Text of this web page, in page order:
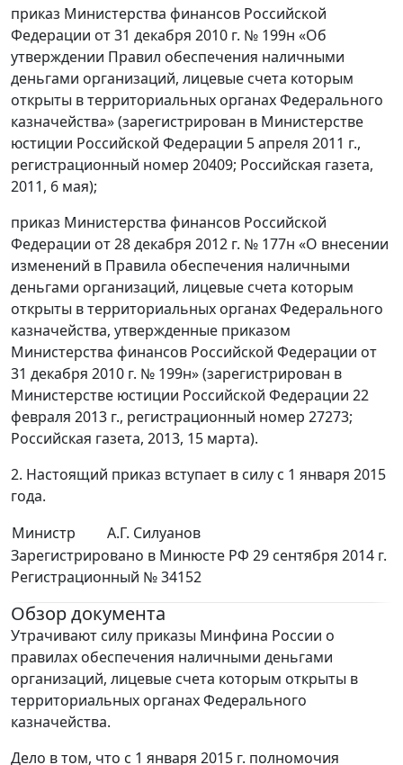
приказ Министерства финансов Российской
Федерации от 31 декабря 2010 г. № 199н «Об
утверждении Правил обеспечения наличными
деньгами организаций, лицевые счета которым
открыты в территориальных органах Федерального
казначейства» (зарегистрирован в Министерстве
юстиции Российской Федерации 5 апреля 2011 г.,
регистрационный номер 20409; Российская газета,
2011, 6 мая);
приказ Министерства финансов Российской
Федерации от 28 декабря 2012 г. № 177н «О внесении
изменений в Правила обеспечения наличными
деньгами организаций, лицевые счета которым
открыты в территориальных органах Федерального
казначейства, утвержденные приказом
Министерства финансов Российской Федерации от
31 декабря 2010 г. № 199н» (зарегистрирован в
Министерстве юстиции Российской Федерации 22
февраля 2013 г., регистрационный номер 27273;
Российская газета, 2013, 15 марта).
2. Настоящий приказ вступает в силу с 1 января 2015
года.
Министр
А.Г. Силуанов
Зарегистрировано в Минюсте РФ 29 сентября 2014 г.
Регистрационный № 34152
Обзор документа
Утрачивают силу приказы Минфина России о
правилах обеспечения наличными деньгами
организаций, лицевые счета которым открыты в
территориальных органах Федерального
казначейства.
Дело в том, что с 1 января 2015 г. полномочия